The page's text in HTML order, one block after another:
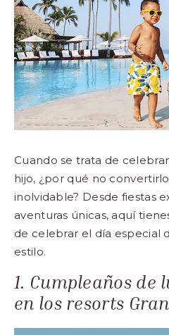
San
Lucas
Baja
California
Sur
Cuando se trata de
hijo, ¿por qué no
inolvidable? Desde fiestas
aventuras únicas, aquí
de celebrar el día especial
estilo.
1. Cumpleaños de
en los resorts